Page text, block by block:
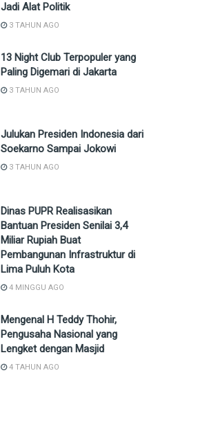
Jadi Alat Politik
3 TAHUN AGO
13 Night Club Terpopuler yang
Paling Digemari di Jakarta
3 TAHUN AGO
Julukan Presiden Indonesia dari
Soekarno Sampai Jokowi
3 TAHUN AGO
Dinas PUPR Realisasikan
Bantuan Presiden Senilai 3,4
Miliar Rupiah Buat
Pembangunan Infrastruktur di
Lima Puluh Kota
4 MINGGU AGO
Mengenal H Teddy Thohir,
Pengusaha Nasional yang
Lengket dengan Masjid
4 TAHUN AGO